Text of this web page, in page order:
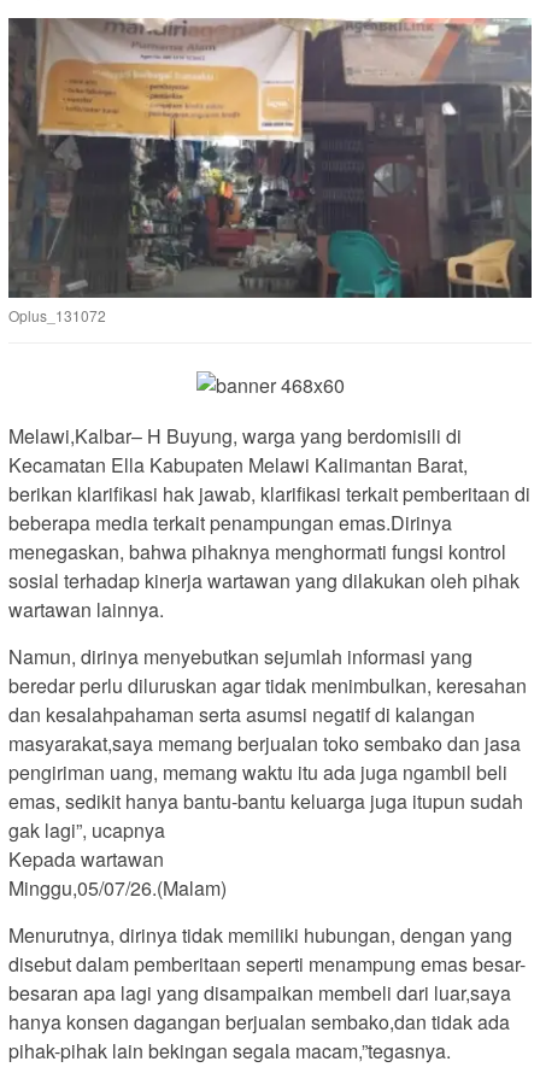
Oplus_131072
Melawi,Kalbar– H Buyung, warga yang berdomisili di
Kecamatan Ella Kabupaten Melawi Kalimantan Barat,
berikan klarifikasi hak jawab, klarifikasi terkait pemberitaan di
beberapa media terkait penampungan emas.Dirinya
menegaskan, bahwa pihaknya menghormati fungsi kontrol
sosial terhadap kinerja wartawan yang dilakukan oleh pihak
wartawan lainnya.
Namun, dirinya menyebutkan sejumlah informasi yang
beredar perlu diluruskan agar tidak menimbulkan, keresahan
dan kesalahpahaman serta asumsi negatif di kalangan
masyarakat,saya memang berjualan toko sembako dan jasa
pengiriman uang, memang waktu itu ada juga ngambil beli
emas, sedikit hanya bantu-bantu keluarga juga itupun sudah
gak lagi”, ucapnya
Kepada wartawan
Minggu,05/07/26.(Malam)
Menurutnya, dirinya tidak memiliki hubungan, dengan yang
disebut dalam pemberitaan seperti menampung emas besar-
besaran apa lagi yang disampaikan membeli dari luar,saya
hanya konsen dagangan berjualan sembako,dan tidak ada
pihak-pihak lain bekingan segala macam,”tegasnya.